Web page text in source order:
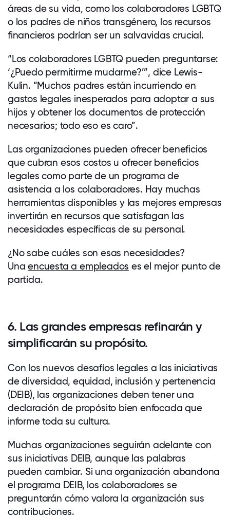
áreas de su vida, como los colaboradores LGBTQ
o los padres de niños transgénero, los recursos
financieros podrían ser un salvavidas crucial.
“Los colaboradores LGBTQ pueden preguntarse:
‘¿Puedo permitirme mudarme?’”, dice Lewis-
Kulin. “Muchos padres están incurriendo en
gastos legales inesperados para adoptar a sus
hijos y obtener los documentos de protección
necesarios; todo eso es caro”.
Las organizaciones pueden ofrecer beneficios
que cubran esos costos u ofrecer beneficios
legales como parte de un programa de
asistencia a los colaboradores. Hay muchas
herramientas disponibles y las mejores empresas
invertirán en recursos que satisfagan las
necesidades específicas de su personal.
¿No sabe cuáles son esas necesidades?
Unaencuesta a empleados es el mejor punto de
partida.
6. Las grandes empresas refinarán y
simplificarán su propósito.
Con los nuevos desafíos legales a las iniciativas
de diversidad, equidad, inclusión y pertenencia
(DEIB), las organizaciones deben tener una
declaración de propósito bien enfocada que
informe toda su cultura.
Muchas organizaciones seguirán adelante con
sus iniciativas DEIB, aunque las palabras
pueden cambiar. Si una organización abandona
el programa DEIB, los colaboradores se
preguntarán cómo valora la organización sus
contribuciones.